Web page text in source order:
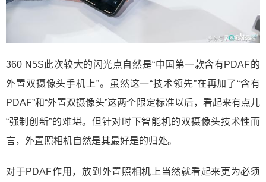
360 N5S此次较大的闪光点自然是“中国第一款含有PDAF的
外置双摄像头手机上”。虽然这一“技术领先”在再加了“含有
PDAF”和“外置双摄像头”这两个限定标准以后，看起来有点儿
“强制创新”的难堪。但针对时下智能机的双摄像头技术性而
言，外置照相机自然是其最好是的归处。
对于PDAF作用，放到外置照相机上当然就看起来更为必须